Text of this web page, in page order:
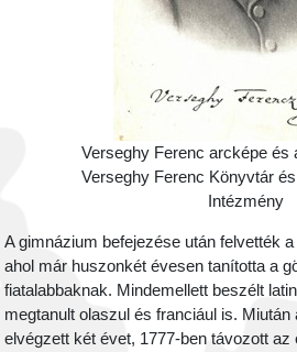
Verseghy Ferenc arcképe és
Verseghy Ferenc Könyvtár
Intézmény
A gimnázium befejezése után felvették
ahol már huszonkét évesen tanította a
fiatalabbaknak. Mindemellett beszélt
megtanult olaszul és franciául is. Miután
elvégzett két évet, 1777-ben távozott az